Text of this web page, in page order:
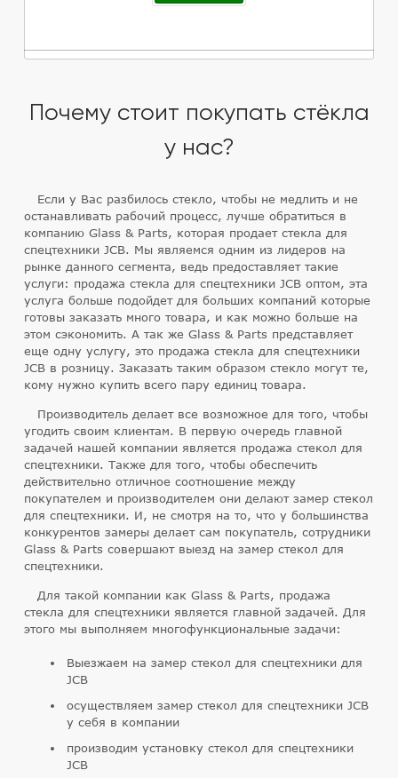
Почему стоит покупать стёкла
у нас?
Если у Вас разбилось стекло, чтобы не медлить и не
останавливать рабочий процесс, лучше обратиться в
компанию Glass & Parts, которая продает стекла для
спецтехники JCB. Мы являемся одним из лидеров на
рынке данного сегмента, ведь предоставляет такие
услуги: продажа стекла для спецтехники JCB оптом, эта
услуга больше подойдет для больших компаний которые
готовы заказать много товара, и как можно больше на
этом сэкономить. А так же Glass & Parts представляет
еще одну услугу, это продажа стекла для спецтехники
JCB в розницу. Заказать таким образом стекло могут те,
кому нужно купить всего пару единиц товара.
Производитель делает все возможное для того, чтобы
угодить своим клиентам. В первую очередь главной
задачей нашей компании является продажа стекол для
спецтехники. Также для того, чтобы обеспечить
действительно отличное соотношение между
покупателем и производителем они делают замер стекол
для спецтехники. И, не смотря на то, что у большинства
конкурентов замеры делает сам покупатель, сотрудники
Glass & Parts совершают выезд на замер стекол для
спецтехники.
Для такой компании как Glass & Parts, продажа
стекла для спецтехники является главной задачей. Для
этого мы выполняем многофункциональные задачи:
Выезжаем на замер стекол для спецтехники для
JCB
осуществляем замер стекол для спецтехники JCB
у себя в компании
производим установку стекол для спецтехники
JCB